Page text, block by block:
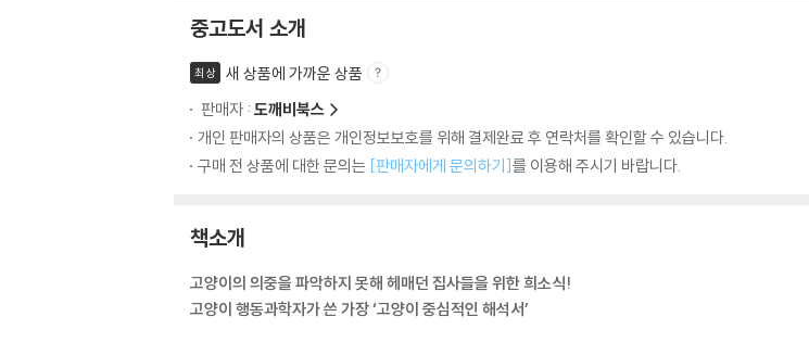
중고도서 소개
최상
새 상품에 가까운 상품
판매자 : 도깨비북스
개인 판매자의 상품은 개인정보보호를 위해 결제완료 후 연락처를 확인할 수 있습니다.
구매 전 상품에 대한 문의는 [판매자에게 문의하기]를 이용해 주시기 바랍니다.
책소개
고양이의 의중을 파악하지 못해 헤매던 집사들을 위한 희소식!
고양이 행동과학자가 쓴 가장 ‘고양이 중심적인 해석서’